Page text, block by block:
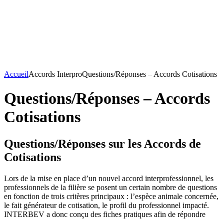
AccueilAccords InterproQuestions/Réponses – Accords Cotisations
Questions/Réponses – Accords
Cotisations
Questions/Réponses sur les Accords de
Cotisations
Lors de la mise en place d’un nouvel accord interprofessionnel, les
professionnels de la filière se posent un certain nombre de questions
en fonction de trois critères principaux : l’espèce animale concernée,
le fait générateur de cotisation, le profil du professionnel impacté.
INTERBEV a donc conçu des fiches pratiques afin de répondre